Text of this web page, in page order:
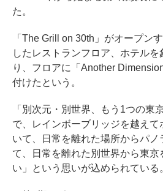
た。
「The Grill on 30th」がオープン
したレストランフロア、ホテル
り、フロアに「Another
付けたという。
「別次元・別世界、もう1つの東
で、レインボーブリッジを越え
いて、日常を離れた場所からパノ
て、日常を離れた別世界から東京
い」という思いが込められている